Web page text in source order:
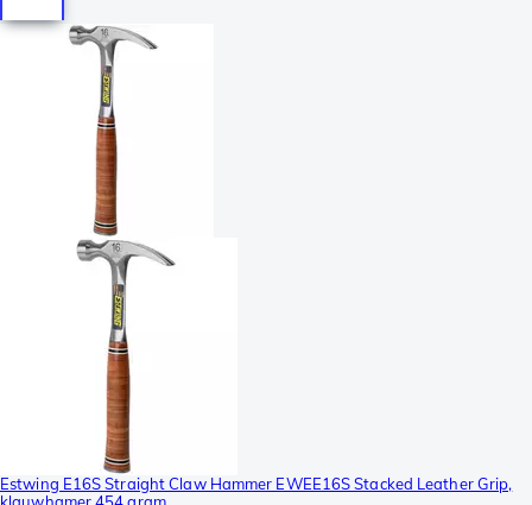
Estwing E16S Straight Claw Hammer EWEE16S Stacked Leather Grip,